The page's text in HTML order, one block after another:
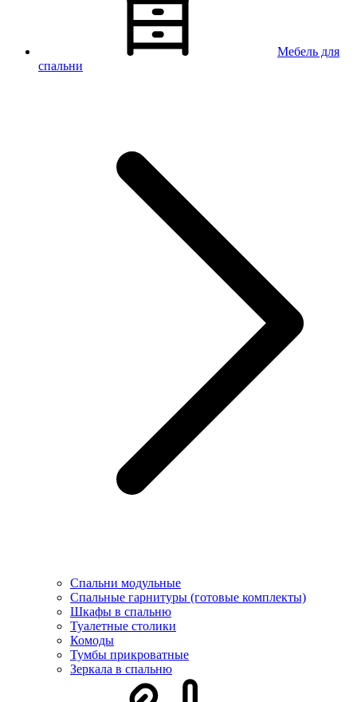
Мебель для
спальни
Спальни модульные
Спальные гарнитуры (готовые комплекты)
Шкафы в спальню
Туалетные столики
Комоды
Тумбы прикроватные
Зеркала в спальню